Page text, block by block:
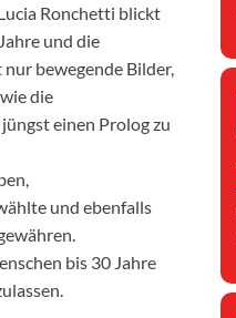
Ronchetti blickt
und die
bewegende Bilder,
die
einen Prolog zu
und ebenfalls
bis 30 Jahre